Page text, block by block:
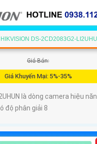
DS-2CD2083G2-
Giá Bán:
Giá Khuyến Mại: 5%-35%
là dòng camera hiệu
độ phân giải 8